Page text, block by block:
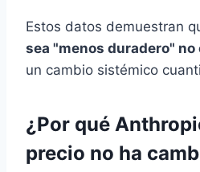
Estos datos demuestran
sea "menos duradero"
un cambio sistémico
¿Por qué
precio no ha